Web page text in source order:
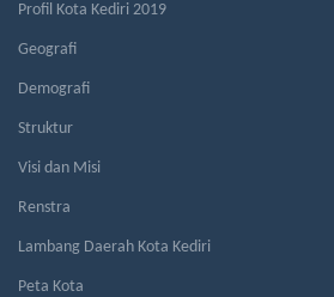
Profil Kota Kediri 2019
Geografi
Demografi
Struktur
Visi dan Misi
Renstra
Lambang Daerah Kota Kediri
Peta Kota